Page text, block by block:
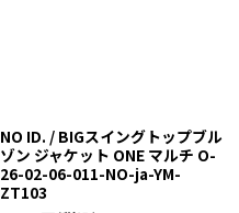
NO ID. / BIGスイングトップブル
ゾン ジャケット ONE マルチ O-
26-02-06-011-NO-ja-YM-
ZT103